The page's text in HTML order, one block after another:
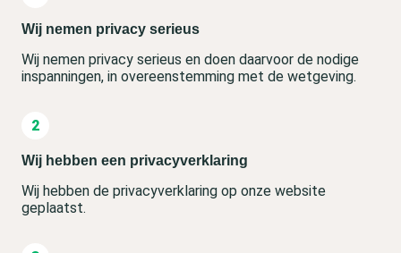
Wij nemen privacy serieus
Wij nemen privacy serieus en doen daarvoor de nodige
inspanningen, in overeenstemming met de wetgeving.
Wij hebben een privacyverklaring
Wij hebben de privacyverklaring op onze website
geplaatst.